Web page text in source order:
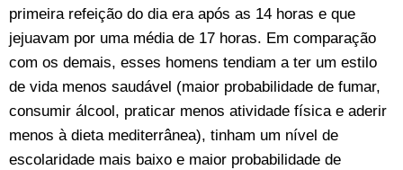
primeira refeição do dia era após as 14 horas e que
jejuavam por uma média de 17 horas. Em comparação
com os demais, esses homens tendiam a ter um estilo
de vida menos saudável (maior probabilidade de fumar,
consumir álcool, praticar menos atividade física e aderir
menos à dieta mediterrânea), tinham um nível de
escolaridade mais baixo e maior probabilidade de